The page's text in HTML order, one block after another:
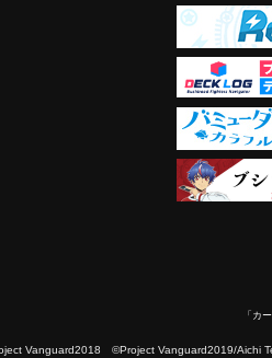
「カ
Vanguard2018 ©Project Vanguard2019/Aichi